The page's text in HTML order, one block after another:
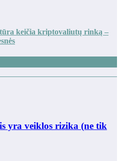
keičia kriptovaliutų rinką –
yra veiklos rizika (ne tik